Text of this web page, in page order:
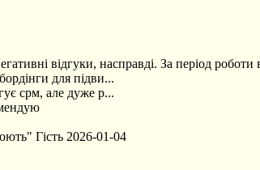
відгуки, насправді. За період
для підви...
срм, але дуже р...
Гість 2026-01-04